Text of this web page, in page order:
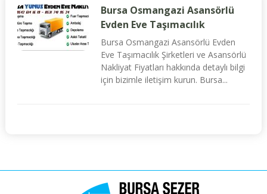
Bursa Osmangazi Asansörlü
Evden Eve Taşımacılık
Bursa Osmangazi Asansörlü Evden
Eve Taşımacılık Şirketleri ve Asansörlü
Nakliyat Fiyatları hakkında detaylı bilgi
için bizimle iletişim kurun. Bursa...